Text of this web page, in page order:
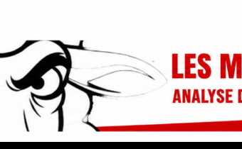
le
contenu